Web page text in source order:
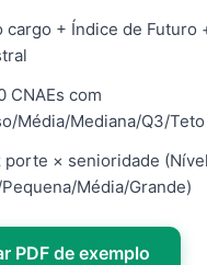
cargo + Índice de Futuro
CNAEs com
Média/Mediana/Q3/
porte × senioridade
Média/Grande)
PDF de exemplo